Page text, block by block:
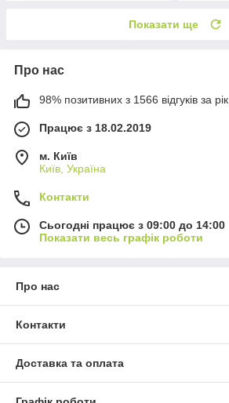
Показати ще
Про нас
98% позитивних з 1566 відгуків за рік
Працює з 18.02.2019
м. Київ
Київ, Україна
Контакти
Сьогодні працює з 09:00 до 14:00
Показати весь графік роботи
Про нас
Контакти
Доставка та оплата